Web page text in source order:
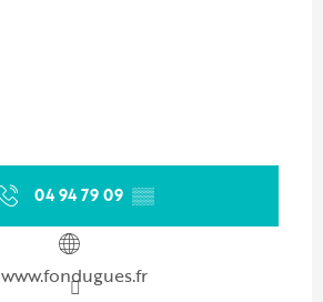
04 94 79 09 ▒▒
www.fondugues.fr